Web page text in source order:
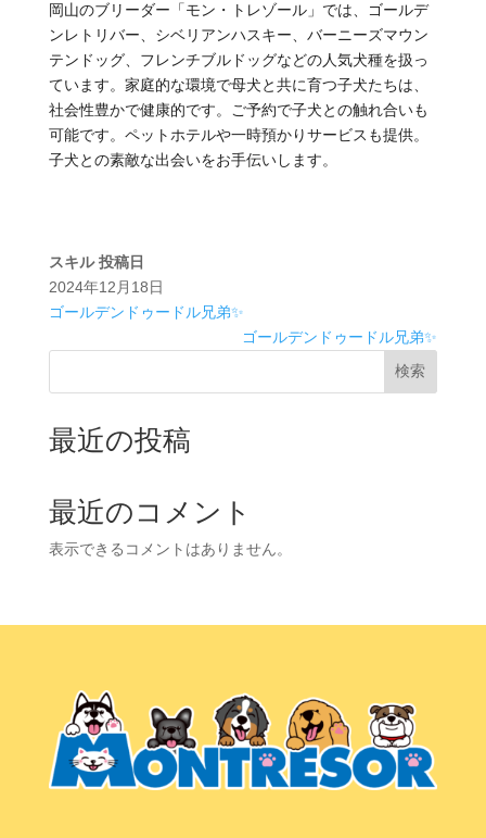
岡山のブリーダー「モン・トレゾール」では、ゴールデ
ンレトリバー、シベリアンハスキー、バーニーズマウン
テンドッグ、フレンチブルドッグなどの人気犬種を扱っ
ています。家庭的な環境で母犬と共に育つ子犬たちは、
社会性豊かで健康的です。ご予約で子犬との触れ合いも
可能です。ペットホテルや一時預かりサービスも提供。
子犬との素敵な出会いをお手伝いします。
スキル 投稿日
2024年12月18日
ゴールデンドゥードル兄弟✨
ゴールデンドゥードル兄弟✨
検索
最近の投稿
最近のコメント
表示できるコメントはありません。